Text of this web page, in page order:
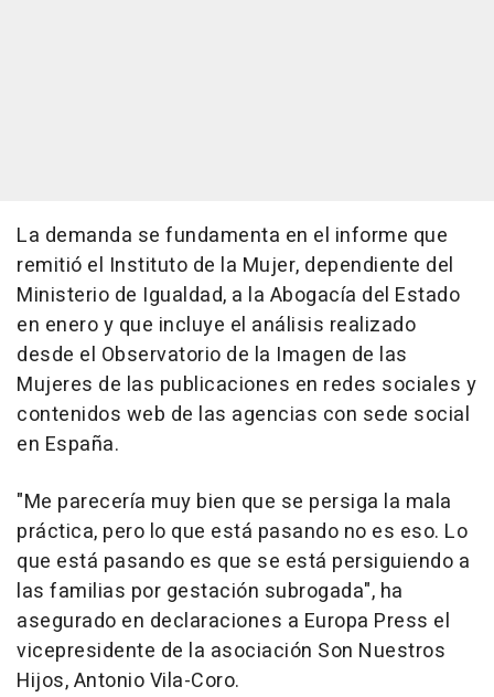
La demanda se fundamenta en el informe que
remitió el Instituto de la Mujer, dependiente del
Ministerio de Igualdad, a la Abogacía del Estado
en enero y que incluye el análisis realizado
desde el Observatorio de la Imagen de las
Mujeres de las publicaciones en redes sociales y
contenidos web de las agencias con sede social
en España.
"Me parecería muy bien que se persiga la mala
práctica, pero lo que está pasando no es eso. Lo
que está pasando es que se está persiguiendo a
las familias por gestación subrogada", ha
asegurado en declaraciones a Europa Press el
vicepresidente de la asociación Son Nuestros
Hijos, Antonio Vila-Coro.